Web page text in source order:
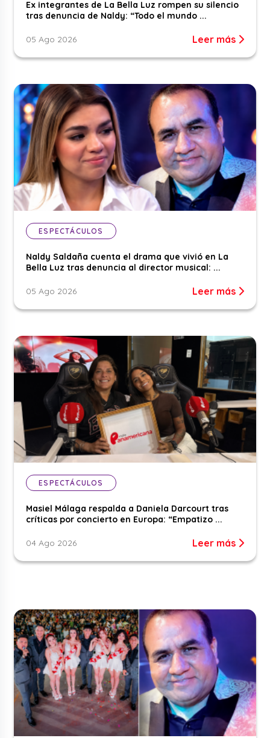
Ex integrantes de La Bella Luz rompen su silencio
tras denuncia de Naldy: “Todo el mundo ...
05 Ago 2026 Leer más
ESPECTÁCULOS
Naldy Saldaña cuenta el drama que vivió en La
Bella Luz tras denuncia al director musical: ...
05 Ago 2026 Leer más
ESPECTÁCULOS
Masiel Málaga respalda a Daniela Darcourt tras
críticas por concierto en Europa: “Empatizo ...
04 Ago 2026 Leer más